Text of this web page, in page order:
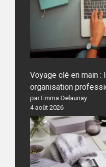
Voyage clé en main :
organisation
par Emma Delaunay
4 août 2026